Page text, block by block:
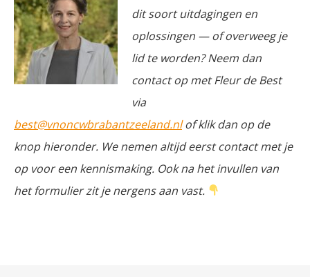
dit soort uitdagingen en
oplossingen — of overweeg je
lid te worden? Neem dan
contact op met Fleur de Best
via
best@vnoncwbrabantzeeland.nlof klik dan op de
knop hieronder. We nemen altijd eerst contact met je
op voor een kennismaking. Ook na het invullen van
het formulier zit je nergens aan vast.